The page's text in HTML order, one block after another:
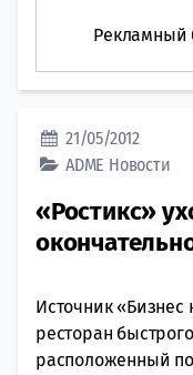
Рекламный
21/05/2012
ADME Новости
«Ростикс»
Источник «Бизнес
ресторан
расположенный